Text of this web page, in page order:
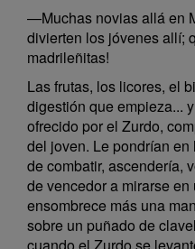
—Muchas novias allá en
divierten los jóvenes allí;
madrileñitas!
Las frutas, los licores, el
digestión que empieza...
ofrecido por el Zurdo,
del joven. Le pondrían
de combatir, ascendería,
de vencedor a mirarse
ensombrece más una
sobre un puñado de